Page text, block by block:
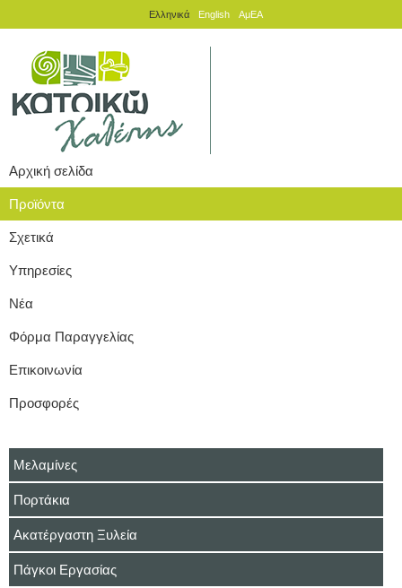
Ελληνικά English ΑμΕΑ
Αρχική σελίδα
Προϊόντα
Σχετικά
Υπηρεσίες
Νέα
Φόρμα Παραγγελίας
Επικοινωνία
Προσφορές
Μελαμίνες
Πορτάκια
Ακατέργαστη Ξυλεία
Πάγκοι Εργασίας